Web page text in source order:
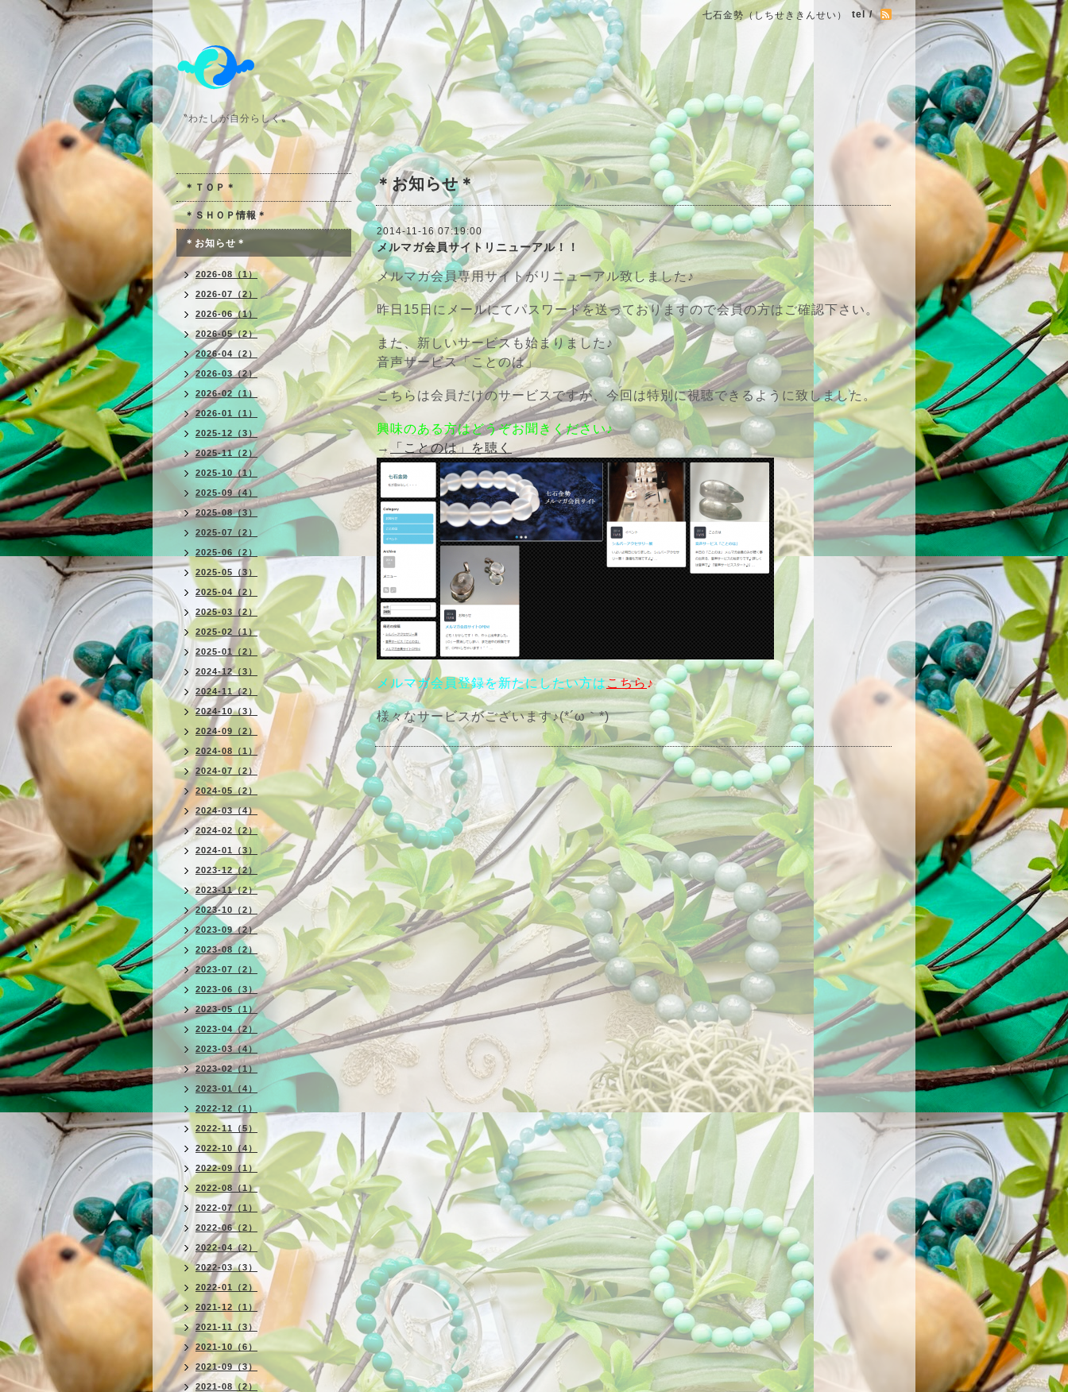
七石金勢（しちせききんせい） tel /
〝わたしが自分らしく〟
＊お知らせ＊
2014-11-16 07:19:00
メルマガ会員サイトリニューアル！！
メルマガ会員専用サイトがリニューアル致しました♪
昨日15日にメールにてパスワードを送っておりますので会員の方はご確認下さい。
また、新しいサービスも始まりました♪
音声サービス「ことのは」
こちらは会員だけのサービスですが、今回は特別に視聴できるように致しました。
興味のある方はどうぞお聞きください♪
→
「ことのは」を聴く
メルマガ会員登録を新たにしたい方は こちら♪
様々なサービスがございます♪(*´ω｀*)
＊ＴＯＰ＊
＊ＳＨＯＰ情報＊
＊お知らせ＊
2026-08（1）
2026-07（2）
2026-06（1）
2026-05（2）
2026-04（2）
2026-03（2）
2026-02（1）
2026-01（1）
2025-12（3）
2025-11（2）
2025-10（1）
2025-09（4）
2025-08（3）
2025-07（2）
2025-06（2）
2025-05（3）
2025-04（2）
2025-03（2）
2025-02（1）
2025-01（2）
2024-12（3）
2024-11（2）
2024-10（3）
2024-09（2）
2024-08（1）
2024-07（2）
2024-05（2）
2024-03（4）
2024-02（2）
2024-01（3）
2023-12（2）
2023-11（2）
2023-10（2）
2023-09（2）
2023-08（2）
2023-07（2）
2023-06（3）
2023-05（1）
2023-04（2）
2023-03（4）
2023-02（1）
2023-01（4）
2022-12（1）
2022-11（5）
2022-10（4）
2022-09（1）
2022-08（1）
2022-07（1）
2022-06（2）
2022-04（2）
2022-03（3）
2022-01（2）
2021-12（1）
2021-11（3）
2021-10（6）
2021-09（3）
2021-08（2）